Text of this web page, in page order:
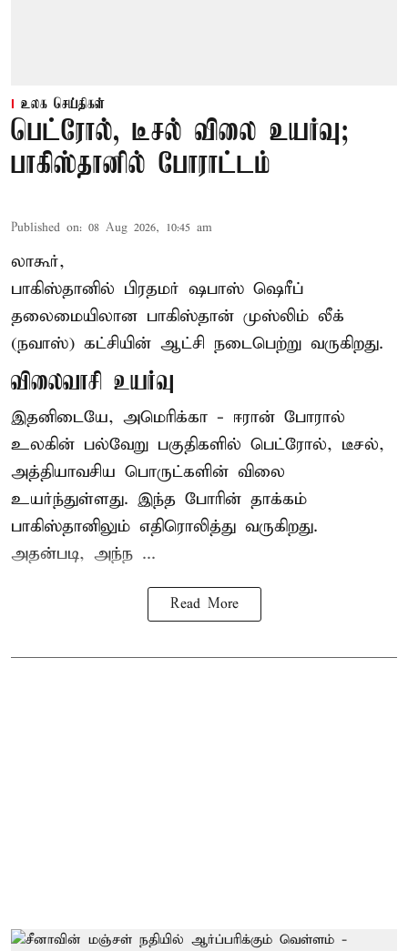
உலக செய்திகள்
பெட்ரோல், டீசல் விலை உயர்வு;
பாகிஸ்தானில் போராட்டம்
Published on: 08 Aug 2026, 10:45 am
லாகூர்,
பாகிஸ்தானில் பிரதமர் ஷபாஸ் ஷெரீப்
தலைமையிலான பாகிஸ்தான் முஸ்லிம் லீக்
(நவாஸ்) கட்சியின் ஆட்சி நடைபெற்று வருகிறது.
விலைவாசி உயர்வு
இதனிடையே, அமெரிக்கா - ஈரான் போரால்
உலகின் பல்வேறு பகுதிகளில் பெட்ரோல், டீசல்,
அத்தியாவசிய பொருட்களின் விலை
உயர்ந்துள்ளது. இந்த போரின் தாக்கம்
பாகிஸ்தானிலும் எதிரொலித்து வருகிறது.
அதன்படி, அந்ந ...
Read More